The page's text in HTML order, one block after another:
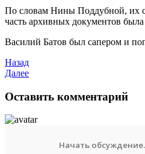
По словам Нины Поддубной, их
часть архивных документов
Василий Батов был сапером и
Назад
Далее
Оставить комментарий